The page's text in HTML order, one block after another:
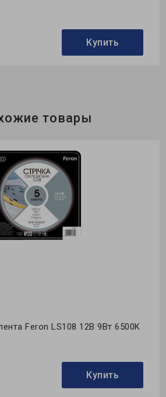
Купить
мм товары
Feron LS108 12В 9Вт 6500K
Купить